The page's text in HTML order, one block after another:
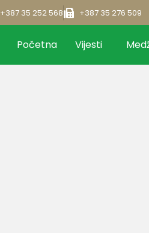
+387 35 252 568 +387 35 276 509
Početna Vijesti